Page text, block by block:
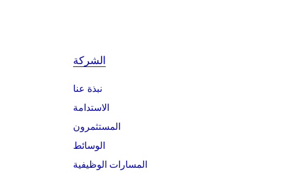
الشركة
نبذة عنا
الاستدامة
المستثمرون
الوسائط
المسارات الوظيفية